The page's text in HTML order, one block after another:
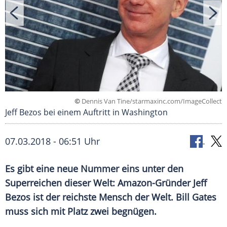
© Dennis Van Tine/starmaxinc.com/ImageCollect
Jeff Bezos bei einem Auftritt in Washington
07.03.2018 - 06:51 Uhr
Es gibt eine neue Nummer eins unter den
Superreichen dieser Welt: Amazon-Gründer Jeff
Bezos ist der reichste Mensch der Welt. Bill Gates
muss sich mit Platz zwei begnügen.